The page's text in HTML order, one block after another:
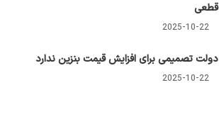
قطعی
2025-10-22
دولت تصمیمی برای افزایش قیمت بنزین ندارد
2025-10-22